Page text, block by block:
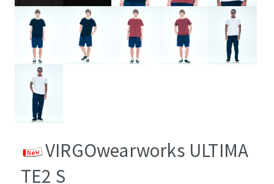
VIRGOwearworks ULTIMA
TE2 S